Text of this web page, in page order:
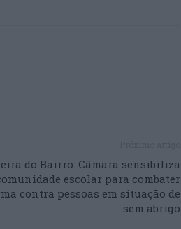
do Bairro: Câmara sensibiliza
escolar para combater
contra pessoas em situação de
sem abrigo